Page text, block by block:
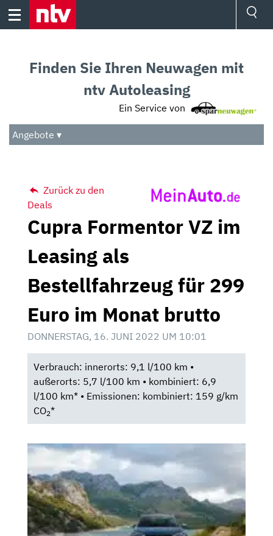
Skip
Audio
Das Beste
Finden Sie Ihren Neuwagen mit
ntv Autoleasing
Ein Service von
Angebote ▾
Zurück zu den
Deals
Cupra Formentor VZ im
Leasing als
Bestellfahrzeug für 299
Euro im Monat brutto
DONNERSTAG, 16. JUNI 2022 UM 10:01
Verbrauch: innerorts: 9,1 l/100 km •
außerorts: 5,7 l/100 km • kombiniert: 6,9
l/100 km* • Emissionen: kombiniert: 159 g/km
CO2*